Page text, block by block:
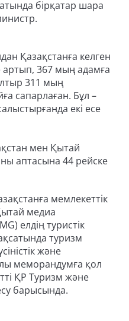
бірқатар шара
Қазақстанға келген
артып, 367 мың адамға
311 мың
сапарлаған. Бұл –
екі есе
мен Қытай
аптасына 44 рейске
мемлекеттік
медиа
елдің туристік
туризм
және
меморандумға қол
ҚР Туризм және
барысында.